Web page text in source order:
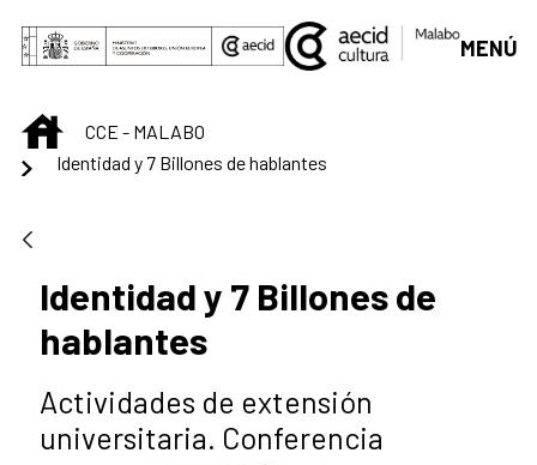
Saltar al contenido principal
MENÚ
INICIOCCE - MALABO
Identidad y 7 Billones de hablantes
Identidad y 7 Billones de
hablantes
Actividades de extensión
universitaria. Conferencia